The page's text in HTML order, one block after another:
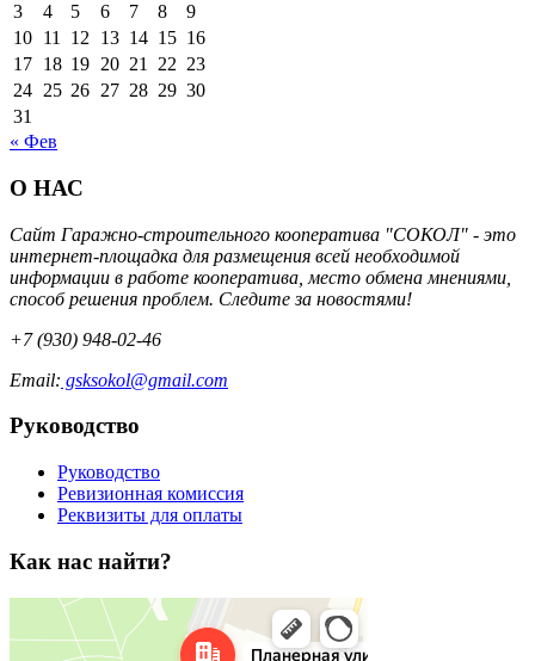
3
4 5 6 7 8
9
10 11 12 13 14 15 16
17 18 19 20 21 22 23
24 25 26 27 28 29 30
31
« Фев
О НАС
Сайт Гаражно-строительного кооператива "СОКОЛ" - это
интернет-площадка для размещения всей необходимой
информации в работе кооператива, место обмена мнениями,
способ решения проблем. Следите за новостями!
+7 (930) 948-02-46
Email: gsksokol@gmail.com
Руководство
Руководство
Ревизионная комиссия
Реквизиты для оплаты
Как нас найти?